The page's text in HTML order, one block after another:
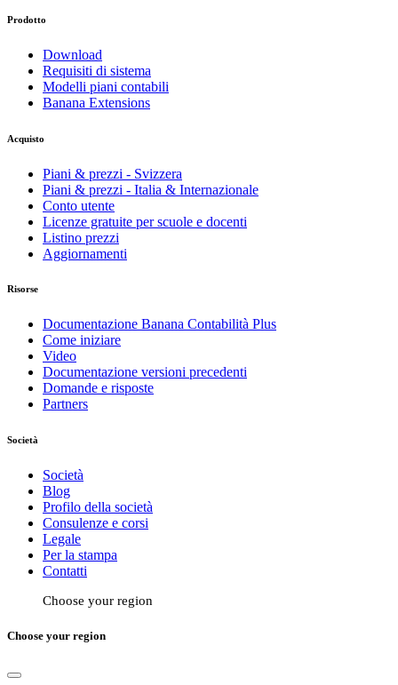
Prodotto
Download
Requisiti di sistema
Modelli piani contabili
Banana Extensions
Acquisto
Piani & prezzi - Svizzera
Piani & prezzi - Italia & Internazionale
Conto utente
Licenze gratuite per scuole e docenti
Listino prezzi
Aggiornamenti
Risorse
Documentazione Banana Contabilità Plus
Come iniziare
Video
Documentazione versioni precedenti
Domande e risposte
Partners
Società
Società
Blog
Profilo della società
Consulenze e corsi
Legale
Per la stampa
Contatti
Choose your region
Choose your region